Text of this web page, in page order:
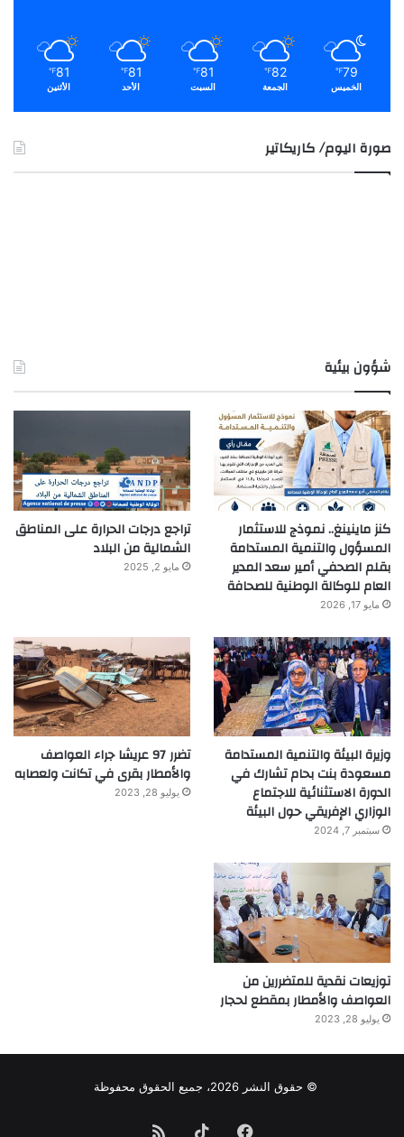
79
℉
الخميس
82
℉
الجمعة
81
℉
السبت
81
℉
الأحد
81
℉
الأثنين
صورة اليوم/ كاريكاتير
شؤون بيئية
كنز ماينينغ.. نموذج للاستثمار
المسؤول والتنمية المستدامة
بقلم الصحفي أمير سعد المدير
العام للوكالة الوطنية للصحافة
مايو 17, 2026
تراجع درجات الحرارة على المناطق
الشمالية من البلاد
مايو 2, 2025
وزيرة البيئة والتنمية المستدامة
مسعودة بنت بحام تشارك في
الدورة الاستثنائية للاجتماع
الوزاري الإفريقي حول البيئة
سبتمبر 7, 2024
تضرر 97 عريشا جراء العواصف
والأمطار بقرى في تكانت ولعصابه
يوليو 28, 2023
توزيعات نقدية للمتضررين من
العواصف والأمطار بمقطع لحجار
يوليو 28, 2023
© حقوق النشر 2026، جميع الحقوق محفوظة
فيسبوك TikTokملخص